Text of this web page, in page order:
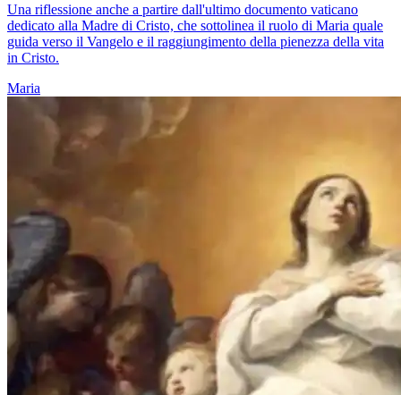
Una riflessione anche a partire dall'ultimo documento vaticano
dedicato alla Madre di Cristo, che sottolinea il ruolo di Maria quale
guida verso il Vangelo e il raggiungimento della pienezza della vita
in Cristo.
Maria